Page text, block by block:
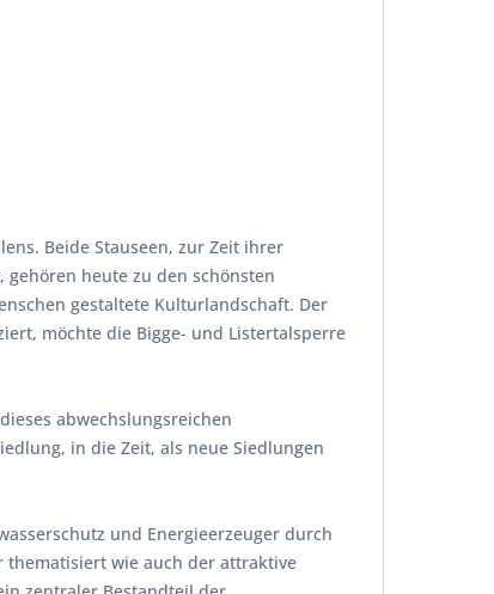
Beide Stauseen, zur Zeit ihrer
heute zu den schönsten
gestaltete Kulturlandschaft. Der
möchte die Bigge- und Listertalsperre
abwechslungsreichen
in die Zeit, als neue Siedlungen
und Energieerzeuger durch
wie auch der attraktive